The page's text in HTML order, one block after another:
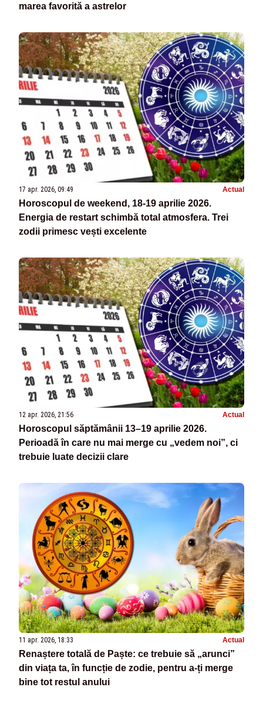
marea favorită a astrelor
17 apr. 2026, 09:49 Actual
Horoscopul de weekend, 18-19 aprilie 2026.
Energia de restart schimbă total atmosfera. Trei
zodii primesc vești excelente
12 apr. 2026, 21:56 Actual
Horoscopul săptămânii 13–19 aprilie 2026.
Perioadă în care nu mai merge cu „vedem noi”, ci
trebuie luate decizii clare
11 apr. 2026, 18:33 Actual
Renaștere totală de Paște: ce trebuie să „arunci”
din viața ta, în funcție de zodie, pentru a-ți merge
bine tot restul anului